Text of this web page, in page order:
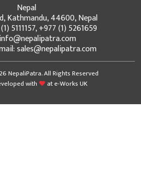
Nepal
Kathmandu, 44600, Nepal
5111157, +977 (1) 5261659
sales@nepalipatra.com
NepaliPatra. All Rights Reserved
with
ate-Works UK